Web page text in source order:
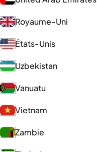
Royaume-Uni
États-Unis
Uzbekistan
Vanuatu
Vietnam
Zambie